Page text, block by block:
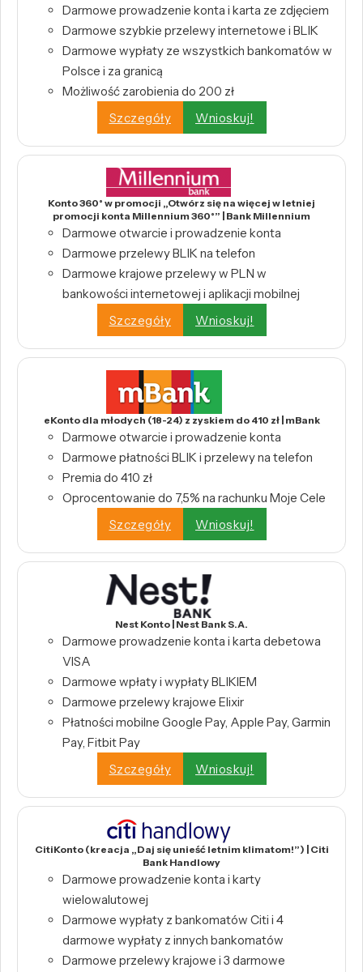
Darmowe prowadzenie konta i karta ze zdjęciem
Darmowe szybkie przelewy internetowe i BLIK
Darmowe wypłaty ze wszystkich bankomatów w
Polsce i za granicą
Możliwość zarobienia do 200 zł
Szczegóły
Wnioskuj!
Konto 360° w promocji „Otwórz się na więcej w letniej
promocji konta Millennium 360°” | Bank Millennium
Darmowe otwarcie i prowadzenie konta
Darmowe przelewy BLIK na telefon
Darmowe krajowe przelewy w PLN w
bankowości internetowej i aplikacji mobilnej
Szczegóły
Wnioskuj!
eKonto dla młodych (18-24) z zyskiem do 410 zł | mBank
Darmowe otwarcie i prowadzenie konta
Darmowe płatności BLIK i przelewy na telefon
Premia do 410 zł
Oprocentowanie do 7,5% na rachunku Moje Cele
Szczegóły
Wnioskuj!
Nest Konto | Nest Bank S.A.
Darmowe prowadzenie konta i karta debetowa
VISA
Darmowe wpłaty i wypłaty BLIKIEM
Darmowe przelewy krajowe Elixir
Płatności mobilne Google Pay, Apple Pay, Garmin
Pay, Fitbit Pay
Szczegóły
Wnioskuj!
CitiKonto (kreacja „Daj się unieść letnim klimatom!”) | Citi
Bank Handlowy
Darmowe prowadzenie konta i karty
wielowalutowej
Darmowe wypłaty z bankomatów Citi i 4
darmowe wypłaty z innych bankomatów
Darmowe przelewy krajowe i 3 darmowe